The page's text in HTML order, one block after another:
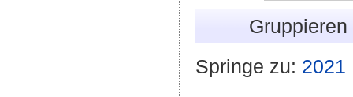
Springe zu: 2021